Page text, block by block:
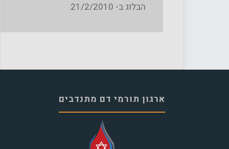
הבלוג ב- 21/2/2010.
ארגון תורמי דם מתנדבים